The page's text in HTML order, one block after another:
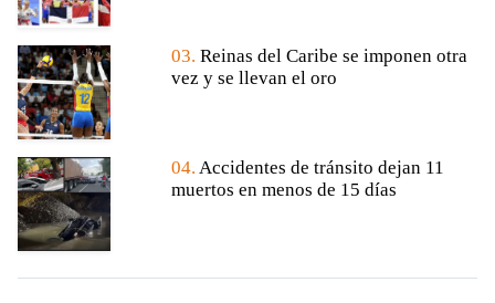
03. Reinas del Caribe se imponen otra
vez y se llevan el oro
04. Accidentes de tránsito dejan 11
muertos en menos de 15 días